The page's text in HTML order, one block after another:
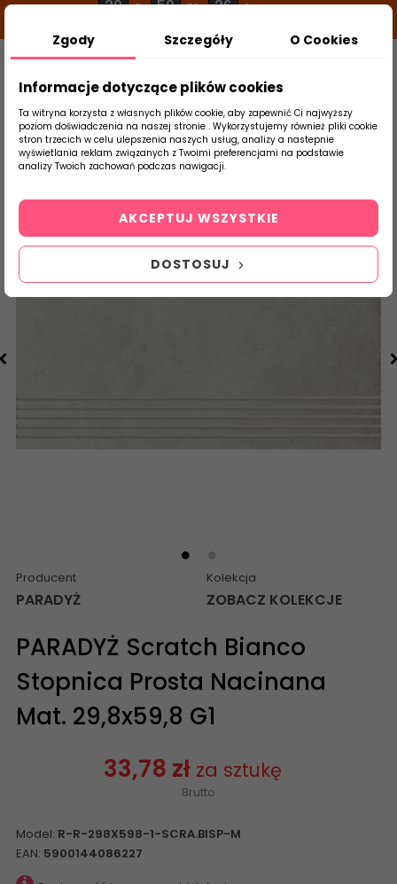
20 g 50 m 26 s
Szukaj
produktu
Strona Główna Płytki Łazienkowe
Producent
PARADYŻ
Kolekcja
ZOBACZ KOLEKCJE
PARADYŻ Scratch Bianco
Stopnica Prosta Nacinana
Mat. 29,8x59,8 G1
33,78 zł za sztukę
Brutto
Model: R-R-298X598-1-SCRA.BISP-M
EAN: 5900144086227
Zgody Szczegóły O Cookies
Informacje dotyczące plików cookies
Ta witryna korzysta z własnych plików cookie, aby zapewnić Ci najwyższy
poziom doświadczenia na naszej stronie . Wykorzystujemy również pliki cookie
stron trzecich w celu ulepszenia naszych usług, analizy a nastepnie
wyświetlania reklam związanych z Twoimi preferencjami na podstawie
analizy Twoich zachowań podczas nawigacji.
DOSTOSUJ
AKCEPTUJ WSZYSTKIE